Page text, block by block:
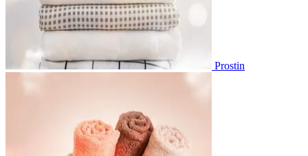
Prostin